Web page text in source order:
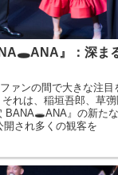
』：深ま
ァンの間で大きな注
れは、稲垣吾郎、草
BANA🕳️ANA』の新た
開され多くの観客を